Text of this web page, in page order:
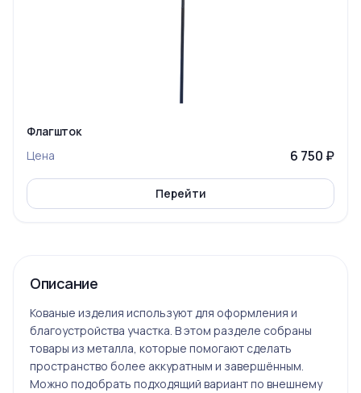
Флагшток
Цена
6 750 ₽
Перейти
Описание
Кованые изделия используют для оформления и
благоустройства участка. В этом разделе собраны
товары из металла, которые помогают сделать
пространство более аккуратным и завершённым.
Можно подобрать подходящий вариант по внешнему